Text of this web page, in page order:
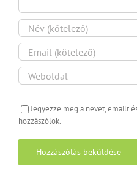
Jegyezze meg a nevet, emailt
hozzászólok.